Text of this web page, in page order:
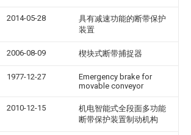
2014-05-28
具有减速功能的断带保护
装置
2006-08-09 楔块式断带捕捉器
1977-12-27
Emergency brake for
movable conveyor
2010-12-15
机电智能式全段面多功能
断带保护装置制动机构